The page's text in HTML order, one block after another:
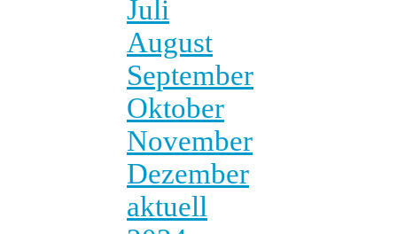
Juli
August
September
Oktober
November
Dezember
aktuell